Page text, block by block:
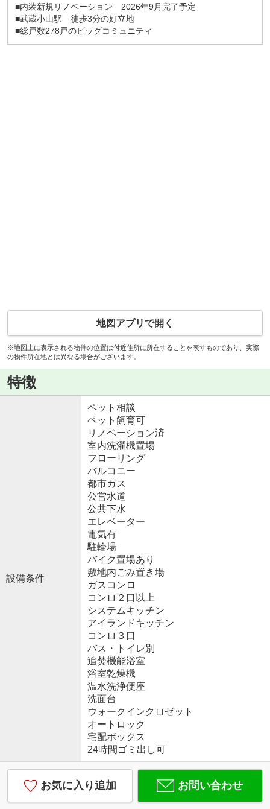
■内装新規リノベーション 2026年9月完了予定
■武蔵小山駅 徒歩3分の好立地
■総戸数278戸のビッグコミュニティ
地図アプリで開く
※地図上に表示される物件の位置は付近住所に所在することを表すものであり、実際
の物件所在地とは異なる場合がございます。
特徴
設備条件
ペット相談
ペット飼育可
リノベーション済
室内洗濯機置場
フローリング
バルコニー
都市ガス
公営水道
公共下水
エレベーター
電気有
駐輪場
バイク置場あり
敷地内ごみ置き場
ガスコンロ
コンロ２口以上
システムキッチン
アイランドキッチン
コンロ３口
バス・トイレ別
追焚機能浴室
浴室乾燥機
温水洗浄便座
洗面台
ウォークインクロゼット
オートロック
宅配ボックス
24時間ゴミ出し可
お気に入り追加 お問い合わせ